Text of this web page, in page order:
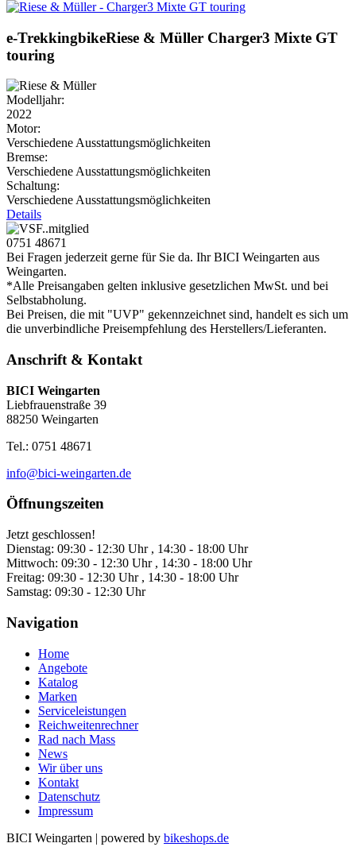
e-TrekkingbikeRiese & Müller Charger3 Mixte GT
touring
Modelljahr:
2022
Motor:
Verschiedene Ausstattungsmöglichkeiten
Bremse:
Verschiedene Ausstattungsmöglichkeiten
Schaltung:
Verschiedene Ausstattungsmöglichkeiten
Details
0751 48671
Bei Fragen jederzeit gerne für Sie da. Ihr BICI Weingarten aus
Weingarten.
*Alle Preisangaben gelten inklusive gesetzlichen MwSt. und bei
Selbstabholung.
Bei Preisen, die mit "UVP" gekennzeichnet sind, handelt es sich um
die unverbindliche Preisempfehlung des Herstellers/Lieferanten.
Anschrift & Kontakt
BICI Weingarten
Liebfrauenstraße 39
88250 Weingarten
Tel.: 0751 48671
info@bici-weingarten.de
Öffnungszeiten
Jetzt geschlossen!
Dienstag: 09:30 - 12:30 Uhr , 14:30 - 18:00 Uhr
Mittwoch: 09:30 - 12:30 Uhr , 14:30 - 18:00 Uhr
Freitag: 09:30 - 12:30 Uhr , 14:30 - 18:00 Uhr
Samstag: 09:30 - 12:30 Uhr
Navigation
Home
Angebote
Katalog
Marken
Serviceleistungen
Reichweitenrechner
Rad nach Mass
News
Wir über uns
Kontakt
Datenschutz
Impressum
BICI Weingarten | powered by bikeshops.de